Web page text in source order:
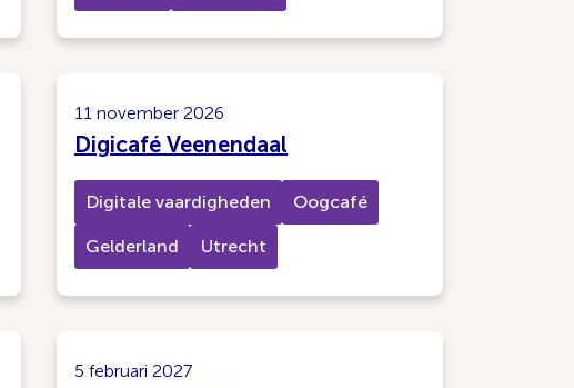
11 november 2026
Digicafé Veenendaal
Digitale vaardigheden Oogcafé
Gelderland Utrecht
5 februari 2027